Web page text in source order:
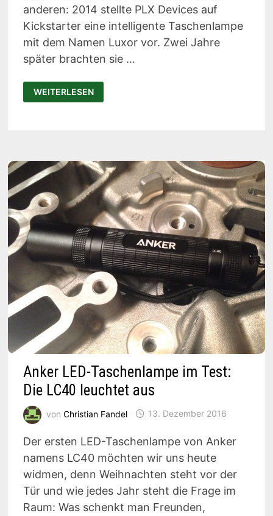
anderen: 2014 stellte PLX Devices auf
Kickstarter eine intelligente Taschenlampe
mit dem Namen Luxor vor. Zwei Jahre
später brachten sie …
LUXOR
2:
INTELLIGENTE
WEITERLESEN
Anker LED-Taschenlampe im Test:
Die LC40 leuchtet aus
von Christian Fandel 13. Dezember 2016
Der ersten LED-Taschenlampe von Anker
namens LC40 möchten wir uns heute
widmen, denn Weihnachten steht vor der
Tür und wie jedes Jahr steht die Frage im
Raum: Was schenkt man Freunden,